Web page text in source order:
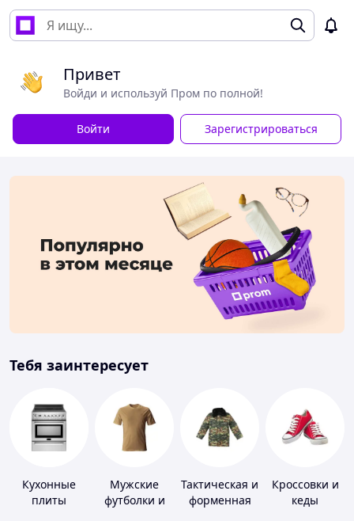
Привет
Войди и используй Пром по полной!
Войти Зарегистрироваться
Тебя заинтересует
Кухонные
плиты
Мужские
футболки и
Тактическая и
форменная
Кроссовки и
кеды